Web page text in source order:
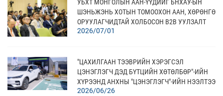
УБХТ МОНГОЛЫН ААН-ҮҮДИЙГ БНХАУ-ЫН
ШЭНЬЖЭНЬ ХОТЫН ТОМООХОН ААН, ХӨРӨНГӨ
ОРУУЛАГЧИДТАЙ ХОЛБОСОН В2В УУЛЗАЛТ
АМЖИЛТТАЙ ЗОХИОН БАЙГУУЛЛАА
2026/07/01
"ЦАХИЛГААН ТЭЭВРИЙН ХЭРЭГСЭЛ
ЦЭНЭГЛЭГЧ ДЭД БҮТЦИЙН ХӨТӨЛБӨР"-ИЙН
ХҮРЭЭНД АНХНЫ "ЦЭНЭГЛЭГЧ"-ИЙН НЭЭЛТЭЭ
ХИЙЛЭЭ
2026/06/26